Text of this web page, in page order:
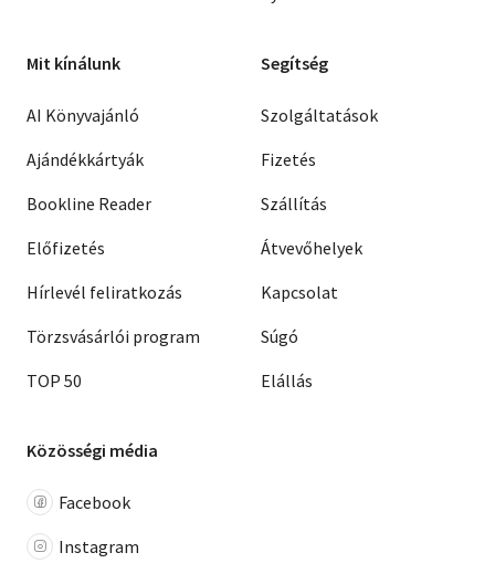
Mit kínálunk
AI Könyvajánló
Ajándékkártyák
Bookline Reader
Előfizetés
Hírlevél feliratkozás
Törzsvásárlói program
TOP 50
Segítség
Szolgáltatások
Fizetés
Szállítás
Átvevőhelyek
Kapcsolat
Súgó
Elállás
Közösségi média
Facebook
Instagram